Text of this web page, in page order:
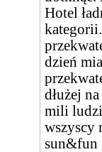
Hotel
kategorii.
dzień
dłużej
mili
wszyscy
sun&fun